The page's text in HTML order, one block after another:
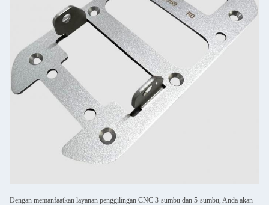
Dengan memanfaatkan layanan penggilingan CNC 3-sumbu dan 5-sumbu, Anda akan